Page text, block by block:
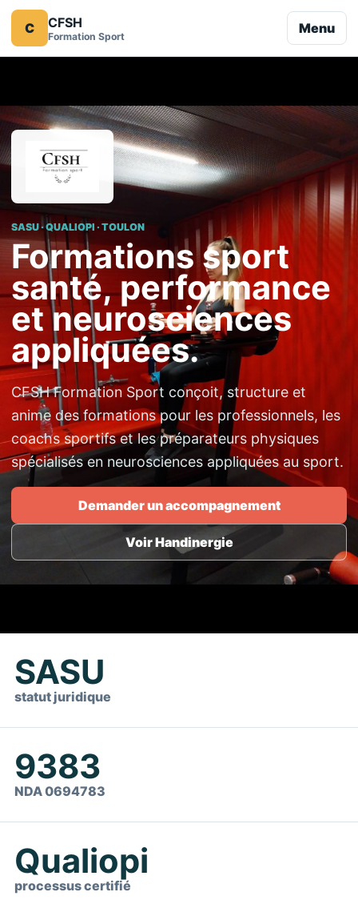
C CFSH
Formation Sport Menu
SASU · QUALIOPI · TOULON
Formations sport
santé, performance
et neurosciences
appliquées.
CFSH Formation Sport conçoit, structure et
anime des formations pour les professionnels, les
coachs sportifs et les préparateurs physiques
spécialisés en neurosciences appliquées au sport.
Demander un accompagnement
Voir Handinergie
SASU
statut juridique
9383
NDA 0694783
Qualiopi
processus certifié